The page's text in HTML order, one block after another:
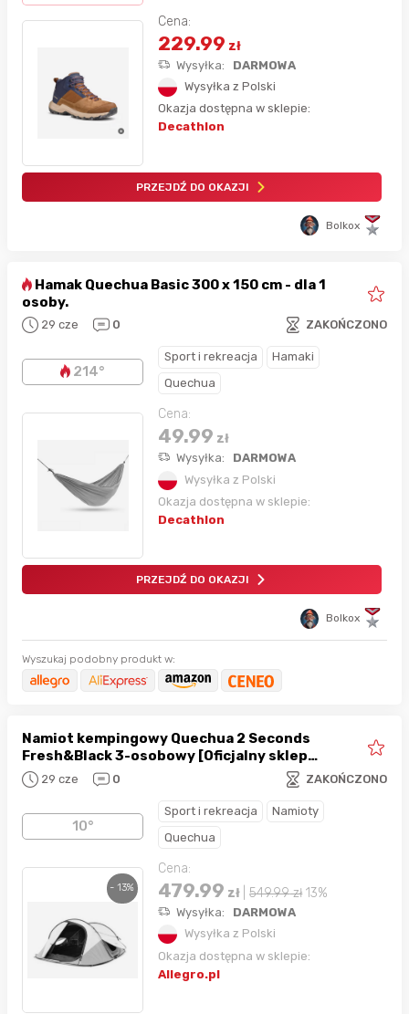
Cena:
229.99 zł
Wysyłka:
DARMOWA
Wysyłka z Polski
Okazja dostępna w sklepie:
Decathlon
PRZEJDŹ DO OKAZJI
Bolkox
Hamak Quechua Basic 300 x 150 cm - dla 1
osoby.
29 cze 0 ZAKOŃCZONO
214°
Sport i rekreacja
Hamaki
Quechua
Cena:
49.99 zł
Wysyłka:
DARMOWA
Wysyłka z Polski
Okazja dostępna w sklepie:
Decathlon
PRZEJDŹ DO OKAZJI
Bolkox
Wyszukaj podobny produkt w:
Namiot kempingowy Quechua 2 Seconds
Fresh&Black 3-osobowy [Oficjalny sklep
Decathlon]
29 cze 0 ZAKOŃCZONO
10°
Sport i rekreacja
Namioty
Quechua
- 13%
Cena:
479.99 zł 549.99zł 13%
Wysyłka:
DARMOWA
Wysyłka z Polski
Okazja dostępna w sklepie:
Allegro.pl